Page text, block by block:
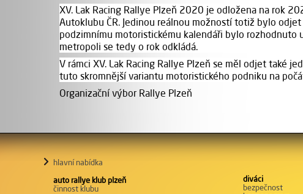
XV. Lak Racing Rallye Plzeň 2020 je odložena na rok
Autoklubu ČR. Jedinou reálnou možností totiž bylo
podzimnímu motoristickému kalendáři bylo rozhodnuto
metropoli se tedy o rok odkládá.
V rámci XV. Lak Racing Rallye Plzeň se měl odjet také
tuto skromnější variantu motoristického podniku na
Organizační výbor Rallye Plzeň
hlavní nabídka
auto rallye klub plzeň
činnost klubu
diváci
bezpečnost